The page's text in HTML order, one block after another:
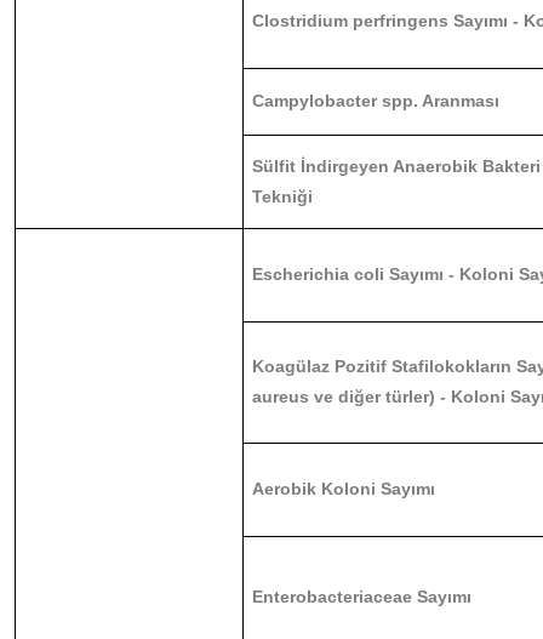
Clostridium perfringens Sayımı -
Campylobacter spp. Aranması
Sülfit İndirgeyen Anaerobik Bakteri
Tekniği
Escherichia coli Sayımı - Koloni
Koagülaz Pozitif Stafilokokların
aureus ve diğer türler) - Koloni
Aerobik Koloni Sayımı
Enterobacteriaceae Sayımı